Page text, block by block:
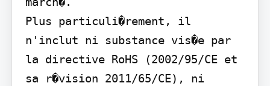
Plus particuli�rement, il
n'inclut ni substance vis�e par
la directive RoHS (2002/95/CE et
sa r�vision 2011/65/CE), ni